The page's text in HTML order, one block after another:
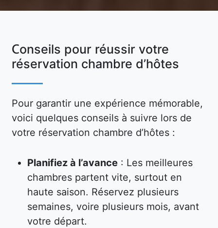
Conseils pour réussir votre
réservation chambre d’hôtes
Pour garantir une expérience mémorable,
voici quelques conseils à suivre lors de
votre réservation chambre d’hôtes :
Planifiez à l’avance : Les meilleures
chambres partent vite, surtout en
haute saison. Réservez plusieurs
semaines, voire plusieurs mois, avant
votre départ.